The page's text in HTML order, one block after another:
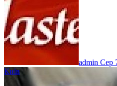
admin Сер
Київ